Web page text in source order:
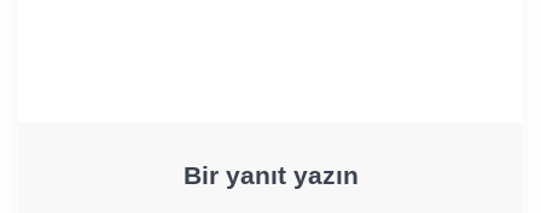
Bir yanıt yazın